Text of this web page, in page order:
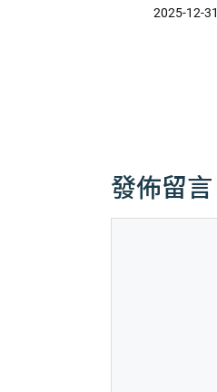
2025-12-31
發佈留言